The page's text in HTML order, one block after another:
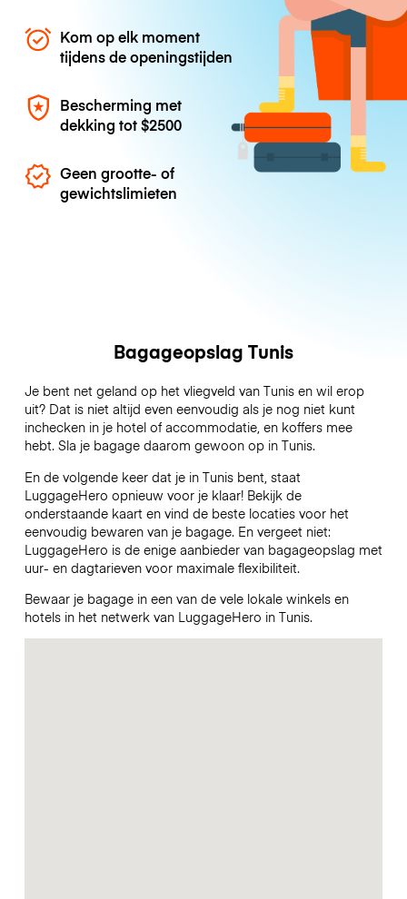
Kom op elk moment
tijdens de openingstijden
Bescherming met
dekking tot$2500
Geen grootte- of
gewichtslimieten
Bagageopslag Tunis
Je bent net geland op het vliegveld van Tunis en wil erop
uit? Dat is niet altijd even eenvoudig als je nog niet kunt
inchecken in je hotel of accommodatie, en koffers mee
hebt. Sla je bagage daarom gewoon op in Tunis.
En de volgende keer dat je in Tunis bent, staat
LuggageHero opnieuw voor je klaar! Bekijk de
onderstaande kaart en vind de beste locaties voor het
eenvoudig bewaren van je bagage. En vergeet niet:
LuggageHero is de enige aanbieder van bagageopslag met
uur- en dagtarieven voor maximale flexibiliteit.
Bewaar je bagage in een van de vele lokale winkels en
hotels in het netwerk van LuggageHero in Tunis.